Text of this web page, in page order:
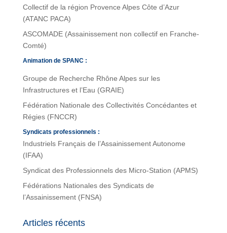
Collectif de la région Provence Alpes Côte d’Azur
(ATANC PACA)
ASCOMADE (Assainissement non collectif en Franche-
Comté)
Animation de SPANC :
Groupe de Recherche Rhône Alpes sur les
Infrastructures et l’Eau (GRAIE)
Fédération Nationale des Collectivités Concédantes et
Régies (FNCCR)
Syndicats professionnels :
Industriels Français de l’Assainissement Autonome
(IFAA)
Syndicat des Professionnels des Micro-Station (APMS)
Fédérations Nationales des Syndicats de
l’Assainissement (FNSA)
Articles récents